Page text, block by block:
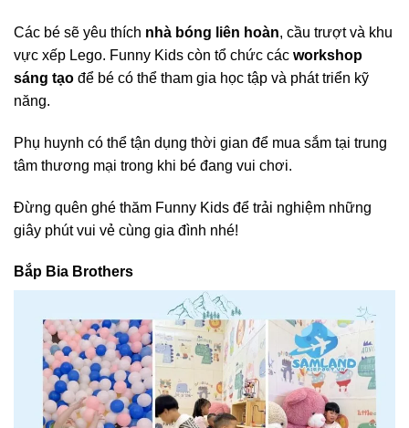
Các bé sẽ yêu thích nhà bóng liên hoàn, cầu trượt và khu
vực xếp Lego. Funny Kids còn tổ chức các workshop
sáng tạo để bé có thể tham gia học tập và phát triển kỹ
năng.
Phụ huynh có thể tận dụng thời gian để mua sắm tại trung
tâm thương mại trong khi bé đang vui chơi.
Đừng quên ghé thăm Funny Kids để trải nghiệm những
giây phút vui vẻ cùng gia đình nhé!
Bắp Bia Brothers